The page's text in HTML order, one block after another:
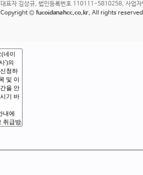
대표자 김상규, 법인등록번호 110111-5810258, 사
Copyright © fucoidanahcc.co.kr. All rights